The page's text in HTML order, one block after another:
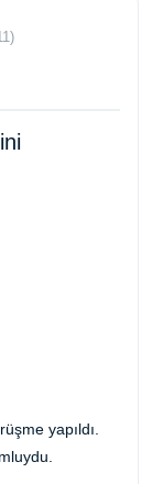
yapıldı.